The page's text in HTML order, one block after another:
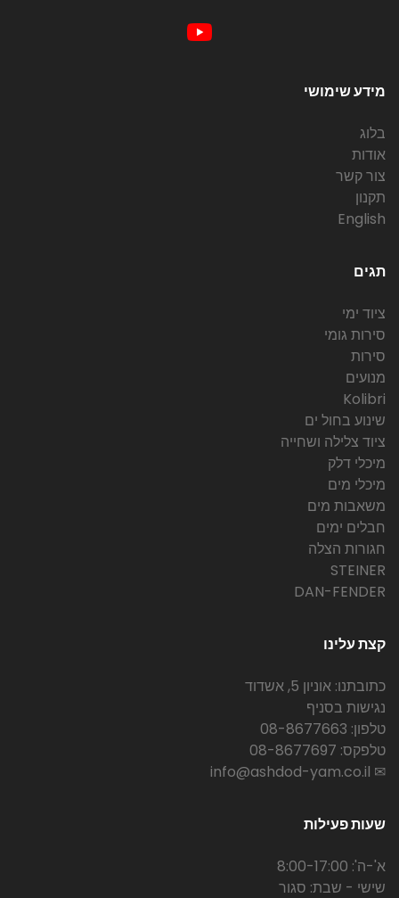
מידע שימושי
בלוג
אודות
צור קשר
תקנון
English
תגים
ציוד ימי
סירות גומי
סירות
מנועים
Kolibri
שינוע בחול ים
ציוד צלילה ושחייה
מיכלי דלק
מיכלי מים
משאבות מים
חבלים ימים
חגורות הצלה
STEINER
DAN-FENDER
קצת עלינו
כתובתנו: אוניון 5, אשדוד
נגישות בסניף
טלפון: 08-8677663
טלפקס: 08-8677697
✉ info@ashdod-yam.co.il
שעות פעילות
א'-ה': 8:00-17:00
שישי - שבת: סגור